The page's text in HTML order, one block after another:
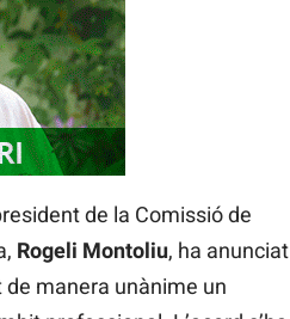
de la Comissió de
Rogeli Montoliu, ha anunciat
manera unànime un